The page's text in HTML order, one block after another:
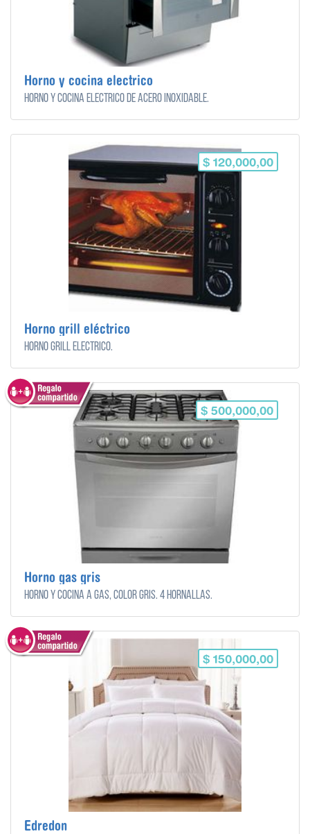
Horno y cocina electrico
Horno y cocina eléctrico de acero inoxidable.
$ 120,000,00
Horno grill eléctrico
Horno grill eléctrico.
$ 500,000,00
Horno gas gris
Horno y cocina a gas, color gris. 4 hornallas.
$ 150,000,00
Edredon